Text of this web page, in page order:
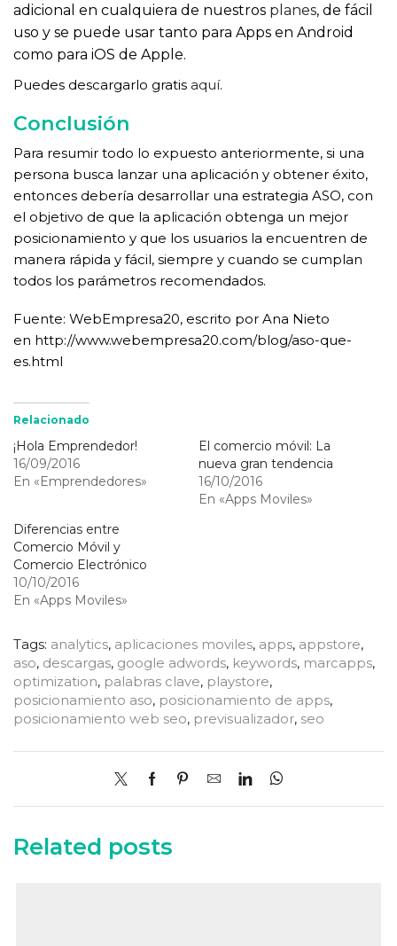
adicional en cualquiera de nuestros planes, de fácil
uso y se puede usar tanto para Apps en Android
como para iOS de Apple.
Puedes descargarlo gratis aquí.
Conclusión
Para resumir todo lo expuesto anteriormente, si una
persona busca lanzar una aplicación y obtener éxito,
entonces debería desarrollar una estrategia ASO, con
el objetivo de que la aplicación obtenga un mejor
posicionamiento y que los usuarios la encuentren de
manera rápida y fácil, siempre y cuando se cumplan
todos los parámetros recomendados.
Fuente: WebEmpresa20, escrito por Ana Nieto
en http://www.webempresa20.com/blog/aso-que-
es.html
Relacionado
¡Hola Emprendedor!
16/09/2016
En «Emprendedores»
El comercio móvil: La
nueva gran tendencia
16/10/2016
En «Apps Moviles»
Diferencias entre
Comercio Móvil y
Comercio Electrónico
10/10/2016
En «Apps Moviles»
Tags: analytics, aplicaciones moviles, apps, appstore,
aso, descargas, google adwords, keywords, marcapps,
optimization, palabras clave, playstore,
posicionamiento aso, posicionamiento de apps,
posicionamiento web seo, previsualizador, seo
Related posts